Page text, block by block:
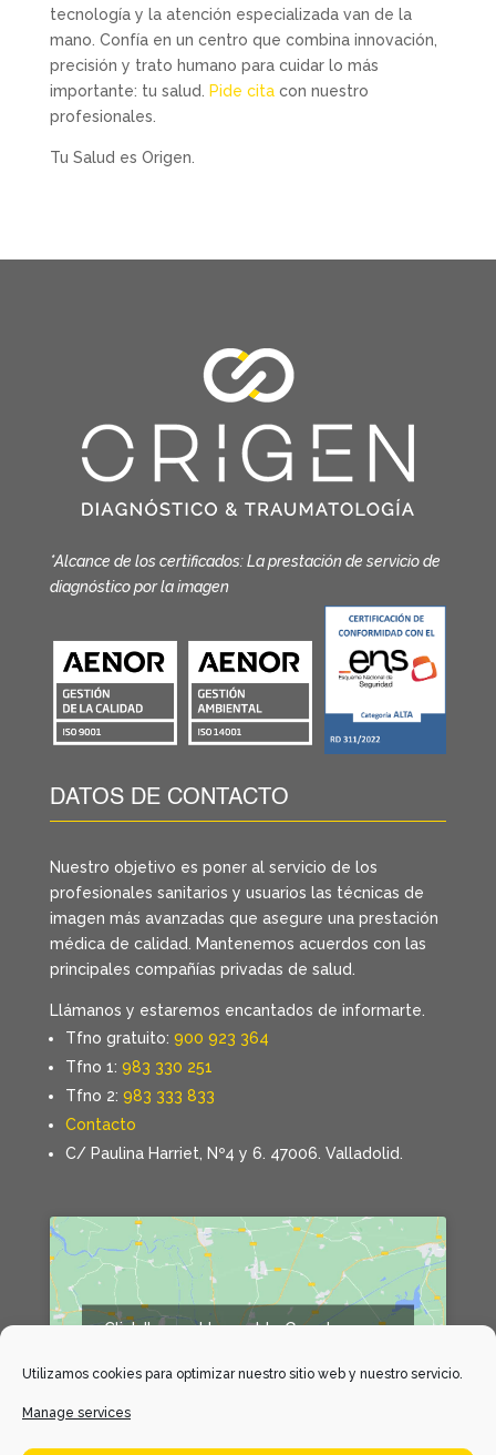
Utilizamos cookies para optimizar nuestro sitio web y nuestro servicio.
Manage services
tecnología y la atención especializada van de la
mano. Confía en un centro que combina innovación,
precisión y trato humano para cuidar lo más
importante: tu salud.
Pide citacon nuestro
profesionales.
Tu Salud es Origen.
*Alcance de los certificados: La prestación de servicio de
diagnóstico por la imagen
DATOS DE CONTACTO
Nuestro objetivo es poner al servicio de los
profesionales sanitarios y usuarios las técnicas de
imagen más avanzadas que asegure una prestación
médica de calidad. Mantenemos acuerdos con las
principales compañías privadas de salud.
Llámanos y estaremos encantados de informarte.
Tfno gratuito: 900 923 364
Tfno 1: 983 330 251
Tfno 2: 983 333 833
Contacto
C/ Paulina Harriet, Nº4 y 6. 47006. Valladolid.
Click 'I agree' to enable Google maps